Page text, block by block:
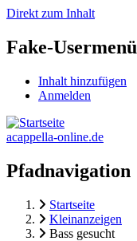
Direkt zum Inhalt
Fake-Usermenü
Inhalt hinzufügen
Anmelden
acappella-online.de
Pfadnavigation
Startseite
Kleinanzeigen
Bass gesucht